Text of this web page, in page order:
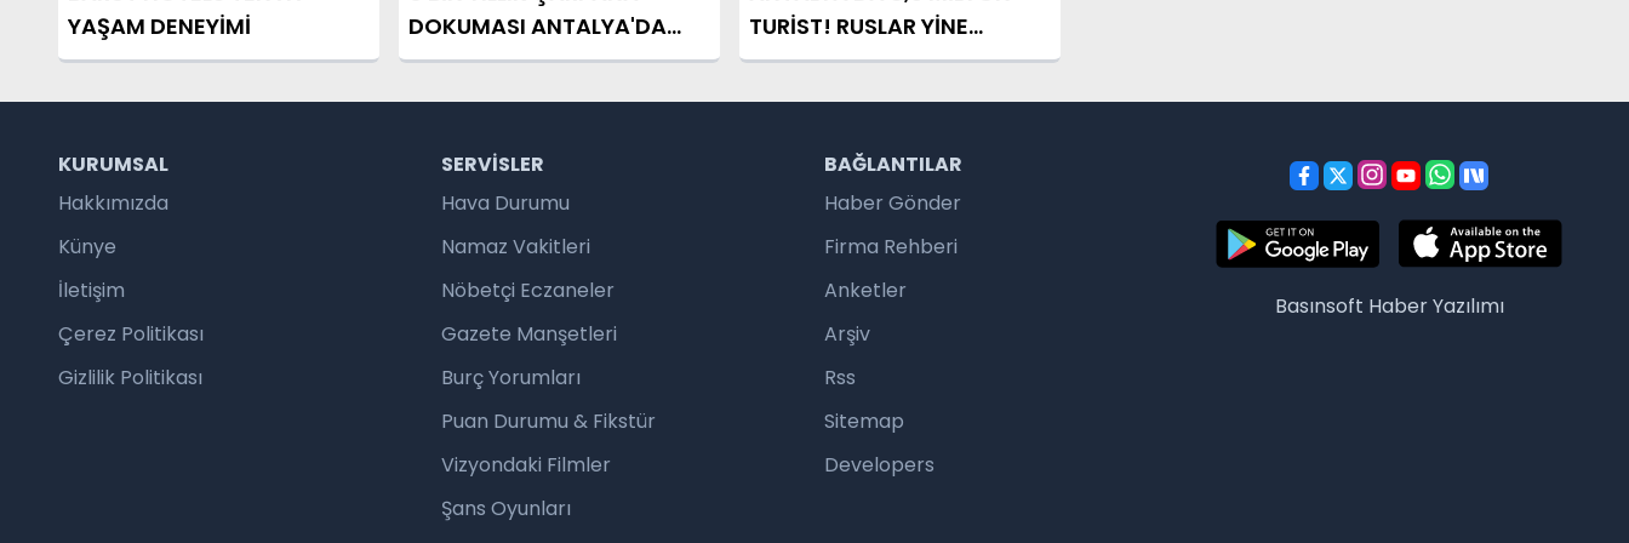
YAŞAM DENEYİMİ
DOKUMASI ANTALYA'DA
YENİDEN HAYAT BULDU
TURİST! RUSLAR YİNE
ZİRVEDE YER ALDI
KURUMSAL
Hakkımızda
Künye
İletişim
Çerez Politikası
Gizlilik Politikası
SERVISLER
Hava Durumu
Namaz Vakitleri
Nöbetçi Eczaneler
Gazete Manşetleri
Burç Yorumları
Puan Durumu & Fikstür
Vizyondaki Filmler
Şans Oyunları
BAĞLANTILAR
Haber Gönder
Firma Rehberi
Anketler
Arşiv
Rss
Sitemap
Developers
Basınsoft Haber Yazılımı